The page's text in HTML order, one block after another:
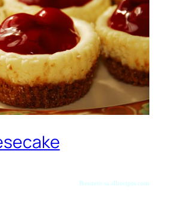
Preuzeto sa allrecipes.com